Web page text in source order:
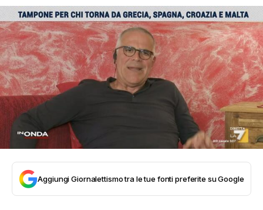
Aggiungi Giornalettismo tra le tue fonti preferite su Google